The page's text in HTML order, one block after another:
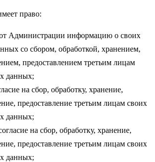
право:
Администрации информацию о своих
со сбором, обработкой, хранением,
предоставлением третьим лицам
данных;
на сбор, обработку, хранение,
предоставление третьим лицам своих
данных;
на сбор, обработку, хранение,
предоставление третьим лицам своих
данных;